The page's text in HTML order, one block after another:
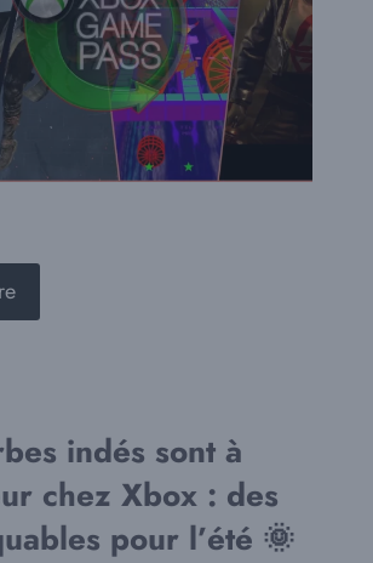
indés sont à
chez Xbox : des
pour l’été 🌞